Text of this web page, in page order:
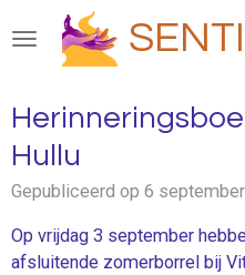
direct
de
hoofdinhoud
Hullu
Gepubliceerd op 6
Op vrijdag 3 september
afsluitende zomerborrel bij